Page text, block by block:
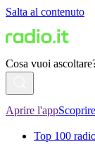
Salta al contenuto
Cosa vuoi
Aprire l'app
Top 100